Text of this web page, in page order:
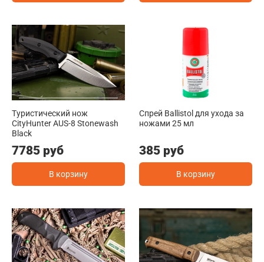
Туристичеcкий нож
CityHunter AUS-8 Stonewash
Black
7785 руб
В корзину
Спрей Ballistol для ухода за
ножами 25 мл
385 руб
В корзину